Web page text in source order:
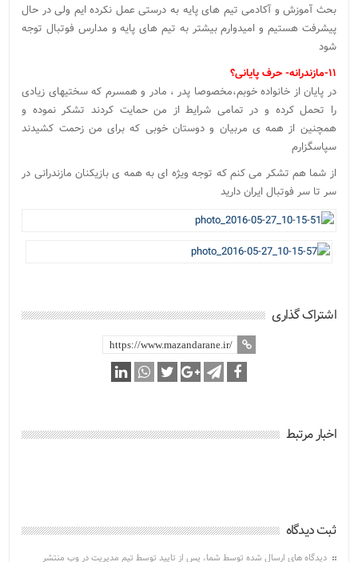
بحث آموزش و آکادمی تیم های پایه به درستی عمل نکرده ایم ولی در حال
پیشرفت هستیم و امیدوارم بیشتر به تیم های پایه و مدارس فوتبال توجه
شود
۱۱-مازندرانه- حرف پایانی؟
در پایان از خانواده خوبم،مخصوصا پدر ، مادر و همسرم که سختیهای زیادی
را تحمل کرده و در تمامی شرایط از من حمایت کردند تشکر نموده و
همچنین از همه ی مربیان و دوستان خوبی که برای من زحمت کشیدند
سپاسگزارم
از شما هم تشکر می کنم که توجه ویژه ای به همه ی بازیکنان مازندرانی در
سر تا سر فوتبال ایران دارید
اشتراک گذاری
اخبار مرتبط
ثبت دیدگاه
دیدگاه های ارسال شده توسط شما، پس از تایید توسط تیم مدیریت در وب منتشر